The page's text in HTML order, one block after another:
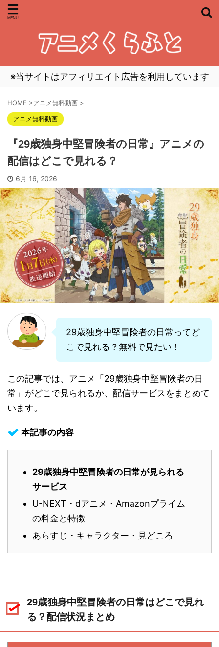
※当サイトはアフィリエイト広告を利用しています
HOME >アニメ無料動画 >
アニメ無料動画
『29歳独身中堅冒険者の日常』アニメの
配信はどこで見れる？
6月 16, 2026
29歳独身中堅冒険者の日常ってど
こで見れる？無料で見たい！
この記事では、アニメ「29歳独身中堅冒険者の日
常」がどこで見られるか、配信サービスをまとめて
います。
本記事の内容
29歳独身中堅冒険者の日常が見られる
サービス
U-NEXT・dアニメ・Amazonプライム
の料金と特徴
あらすじ・キャラクター・見どころ
29歳独身中堅冒険者の日常はどこで見れ
る？配信状況まとめ